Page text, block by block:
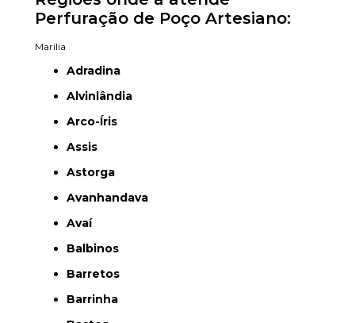
Perfuração de Poço Artesiano:
Marília
Adradina
Alvinlândia
Arco-Íris
Assis
Astorga
Avanhandava
Avaí
Balbinos
Barretos
Barrinha